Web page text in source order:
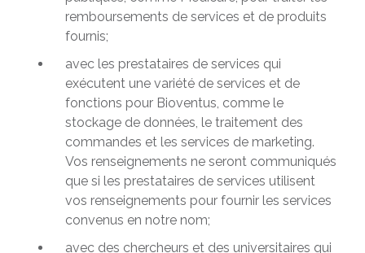
remboursements de services et de produits
fournis;
avec les prestataires de services qui
exécutent une variété de services et de
fonctions pour Bioventus, comme le
stockage de données, le traitement des
commandes et les services de marketing.
Vos renseignements ne seront communiqués
que si les prestataires de services utilisent
vos renseignements pour fournir les services
convenus en notre nom;
avec des chercheurs et des universitaires qui